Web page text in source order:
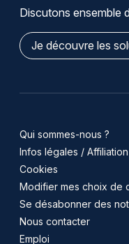
Discutons ensemble
Je découvre les
Qui sommes-nous ?
Infos légales / Affiliation
Cookies
Modifier mes choix de
Se désabonner des
Nous contacter
Emploi